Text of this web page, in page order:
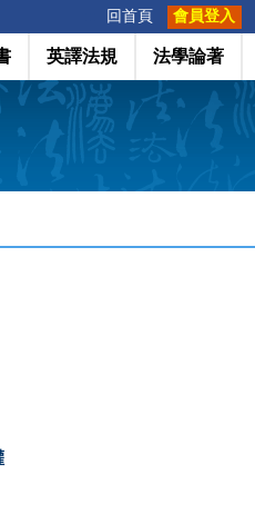
回首頁 會員登入
英譯法規 法學論著